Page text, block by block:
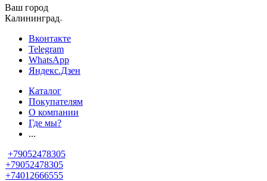
Ваш город
Калининград
Вконтакте
Telegram
WhatsApp
Яндекс.Дзен
Каталог
Покупателям
О компании
Где мы?
...
+79052478305
+79052478305
+74012666555